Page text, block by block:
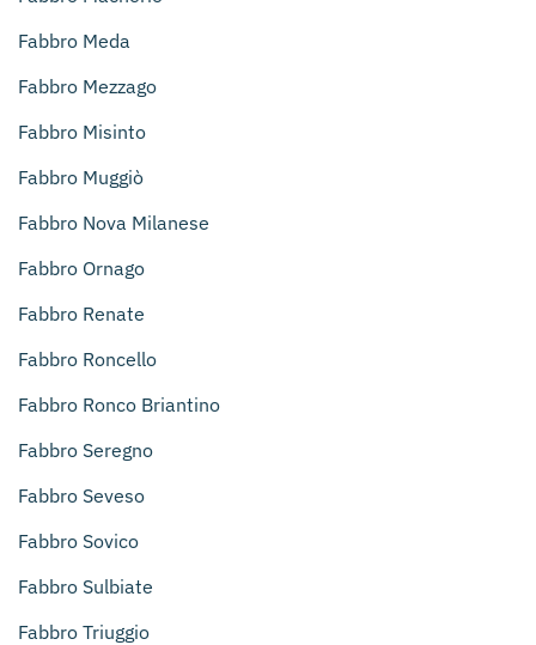
Fabbro Meda
Fabbro Mezzago
Fabbro Misinto
Fabbro Muggiò
Fabbro Nova Milanese
Fabbro Ornago
Fabbro Renate
Fabbro Roncello
Fabbro Ronco Briantino
Fabbro Seregno
Fabbro Seveso
Fabbro Sovico
Fabbro Sulbiate
Fabbro Triuggio